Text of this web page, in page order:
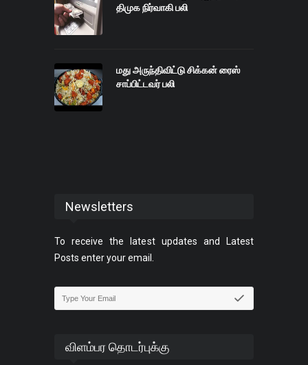
திமுக நிர்வாகி பலி
மது அருந்திவிட்டு சிக்கன் ரைஸ்
சாப்பிட்டவர் பலி
Newsletters
To receive the latest updates and Latest
Posts enter your email.
விளம்பர தொடர்புக்கு